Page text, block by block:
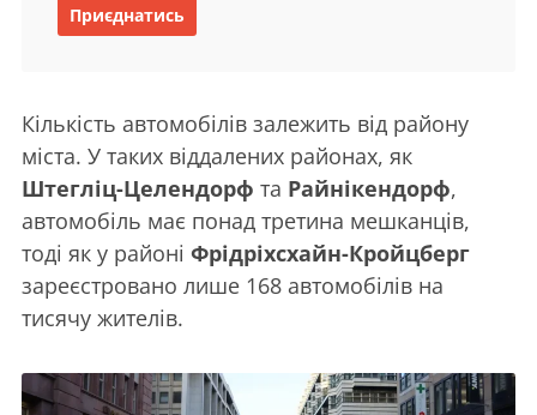
Приєднатись
Кількість автомобілів залежить від району
міста. У таких віддалених районах, як
Штегліц-Целендорф та Райнікендорф,
автомобіль має понад третина мешканців,
тоді як у районі Фрідріхсхайн-Кройцберг
зареєстровано лише 168 автомобілів на
тисячу жителів.